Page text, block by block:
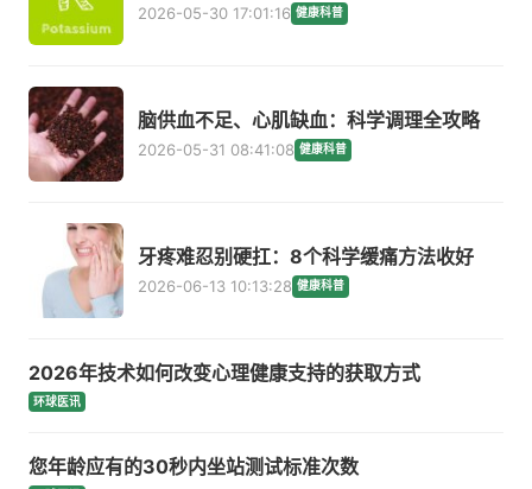
2026-05-30 17:01:16 健康科普
脑供血不足、心肌缺血：科学调理全攻略
2026-05-31 08:41:08 健康科普
牙疼难忍别硬扛：8个科学缓痛方法收好
2026-06-13 10:13:28 健康科普
2026年技术如何改变心理健康支持的获取方式
环球医讯
您年龄应有的30秒内坐站测试标准次数